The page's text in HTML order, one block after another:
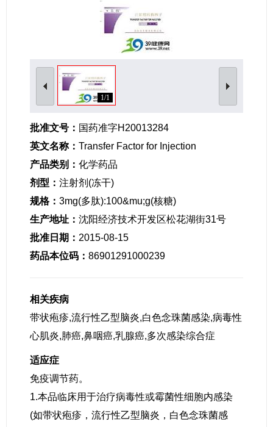
风湿免疫系统疾病
眼疾病
1/1
批准文号： 国药准字H20013284
英文名称： Transfer Factor for Injection
产品类别： 化学药品
剂型： 注射剂(冻干)
规格： 3mg(多肽):100&mu;g(核糖)
生产地址： 沈阳经济技术开发区松花湖街31号
批准日期： 2015-08-15
药品本位码： 86901291000239
相关疾病
带状疱疹,流行性乙型脑炎,白色念珠菌感染,病毒性
心肌炎,肺癌,鼻咽癌,乳腺癌,多次感染综合症
适应症
免疫调节药。
1.本品临床用于治疗病毒性或霉菌性细胞内感染
(如带状疱疹，流行性乙型脑炎，白色念珠菌感